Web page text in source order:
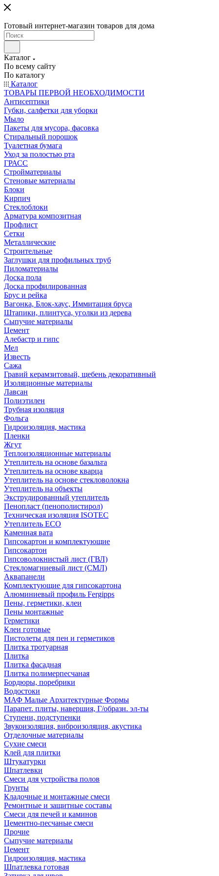
Готовый интернет-магазин товаров для дома
Каталог
По всему сайту
По каталогу
Каталог
ТОВАРЫ ПЕРВОЙ НЕОБХОДИМОСТИ
Антисептики
Губки, салфетки для уборки
Мыло
Пакеты для мусора, фасовка
Стиральный порошок
Туалетная бумага
Уход за полостью рта
ГРАСС
Стройматериалы
Стеновые материалы
Блоки
Кирпич
Стеклоблоки
Арматура композитная
Профлист
Сетки
Металлические
Строительные
Заглушки для профильных труб
Пиломатериалы
Доска пола
Доска профилированная
Брус и рейка
Вагонка, Блок-хаус, Иммитация бруса
Штапики, плинтуса, уголки из дерева
Сыпучие материалы
Цемент
Алебастр и гипс
Мел
Известь
Сажа
Гравий керамзитовый, щебень декоративный
Изоляционные материалы
Лавсан
Полиэтилен
Трубная изоляция
Фольга
Гидроизоляция, мастика
Пленки
Жгут
Теплоизоляционные материалы
Утеплитель на основе базальта
Утеплитель на основе кварца
Утеплитель на основе стекловолокна
Утеплитель на объекты
Экструдированный утеплитель
Пенопласт (пенополистирол)
Техническая изоляция ISOTEC
Утеплитель ECO
Каменная вата
Гипсокартон и комплектующие
Гипсокартон
Гипсоволокнистый лист (ГВЛ)
Стекломагниевый лист (СМЛ)
Аквапанели
Комплектующие для гипсокартона
Алюминиевый профиль Fergipps
Пены, герметики, клеи
Пены монтажные
Герметики
Клеи готовые
Пистолеты для пен и герметиков
Плитка тротуарная
Плитка
Плитка фасадная
Плитка полимерпесчаная
Бордюры, поребрики
Водостоки
МАФ Малые Архитектурные Формы
Парапет. плиты, навершия, Г/образн. эл-ты
Ступени, подступенки
Звукоизоляция, виброизоляция, акустика
Отделочные материалы
Сухие смеси
Клей для плитки
Штукатурки
Шпатлевки
Смеси для устройства полов
Грунты
Кладочные и монтажные смеси
Ремонтные и защитные составы
Смеси для печей и каминов
Цементно-песчаные смеси
Прочие
Сыпучие материалы
Цемент
Гидроизоляция, мастика
Шпатлевка готовая